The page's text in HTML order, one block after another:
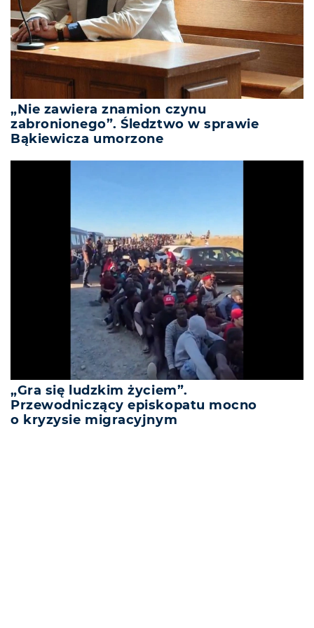
„Nie zawiera znamion czynu
zabronionego”. Śledztwo w sprawie
Bąkiewicza umorzone
„Gra się ludzkim życiem”.
Przewodniczący episkopatu mocno
o kryzysie migracyjnym